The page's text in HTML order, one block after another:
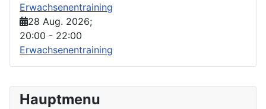
Hauptmenu
Erwachsenentraining
28 Aug. 2026;
20:00 - 22:00
Erwachsenentraining